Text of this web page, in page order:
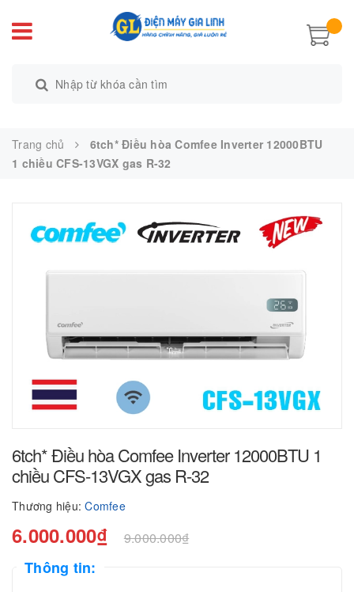
Trang chủ
6tch* Điều hòa Comfee Inverter 12000BTU
1 chiều CFS-13VGX gas R-32
6tch* Điều hòa Comfee Inverter 12000BTU 1
chiều CFS-13VGX gas R-32
Thương hiệu: Comfee
6.000.000₫ 9.000.000₫
Thông tin: